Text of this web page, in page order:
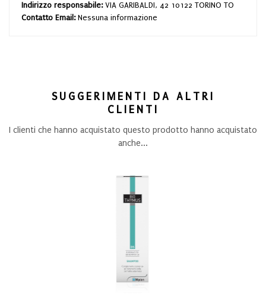
Indirizzo responsabile: VIA GARIBALDI, 42 10122 TORINO TO
Contatto Email: Nessuna informazione
SUGGERIMENTI DA ALTRI
CLIENTI
I clienti che hanno acquistato questo prodotto hanno acquistato
anche...